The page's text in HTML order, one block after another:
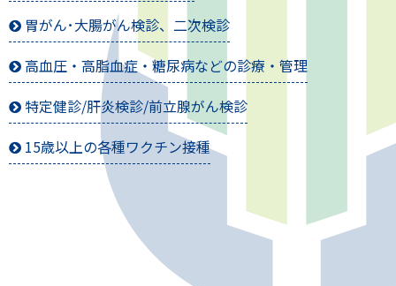
胃がん･大腸がん検診、二次検診
高血圧・高脂血症・糖尿病などの診療・管理
特定健診/肝炎検診/前立腺がん検診
15歳以上の各種ワクチン接種